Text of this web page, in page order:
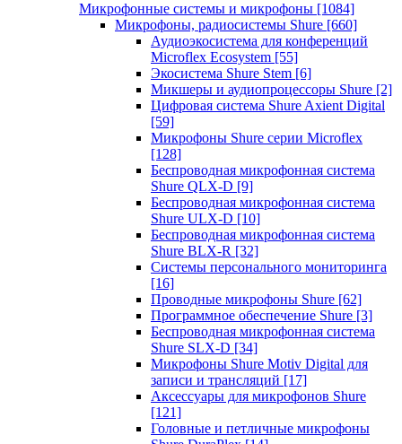
Микрофонные системы и микрофоны [1084]
Микрофоны, радиосистемы Shure [660]
Аудиоэкосистема для конференций
Microflex Ecosystem [55]
Экосистема Shure Stem [6]
Микшеры и аудиопроцессоры Shure [2]
Цифровая система Shure Axient Digital
[59]
Микрофоны Shure серии Microflex
[128]
Беспроводная микрофонная система
Shure QLX-D [9]
Беспроводная микрофонная система
Shure ULX-D [10]
Беспроводная микрофонная система
Shure BLX-R [32]
Системы персонального мониторинга
[16]
Проводные микрофоны Shure [62]
Программное обеспечение Shure [3]
Беспроводная микрофонная система
Shure SLX-D [34]
Микрофоны Shure Motiv Digital для
записи и трансляций [17]
Аксессуары для микрофонов Shure
[121]
Головные и петличные микрофоны